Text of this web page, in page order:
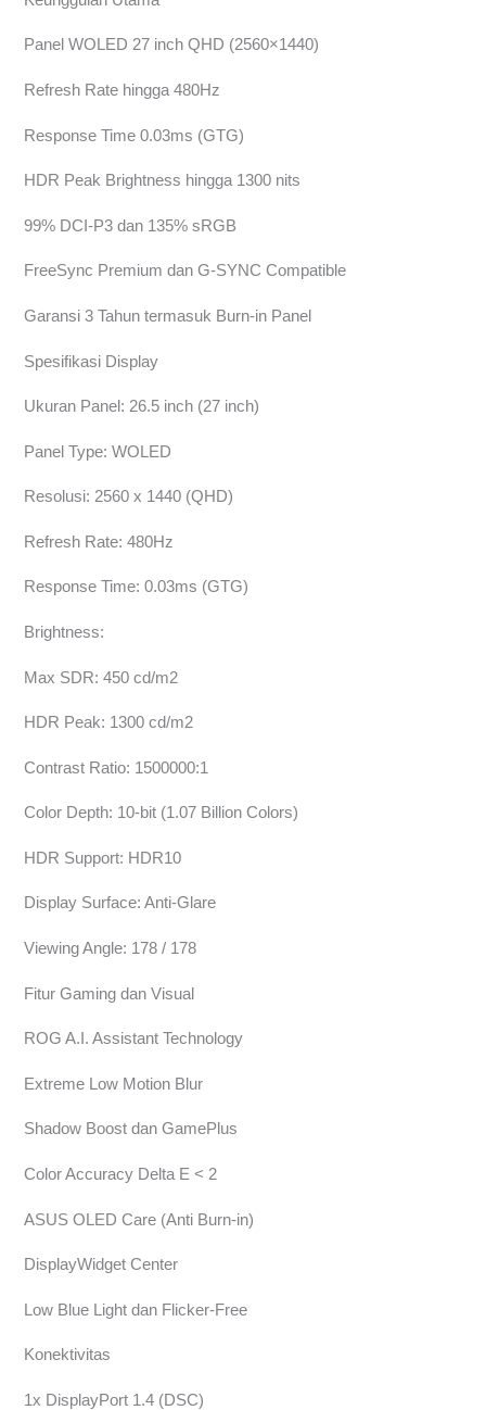
Panel WOLED 27 inch QHD (2560×1440)
Refresh Rate hingga 480Hz
Response Time 0.03ms (GTG)
HDR Peak Brightness hingga 1300 nits
99% DCI-P3 dan 135% sRGB
FreeSync Premium dan G-SYNC Compatible
Garansi 3 Tahun termasuk Burn-in Panel
Spesifikasi Display
Ukuran Panel: 26.5 inch (27 inch)
Panel Type: WOLED
Resolusi: 2560 x 1440 (QHD)
Refresh Rate: 480Hz
Response Time: 0.03ms (GTG)
Brightness:
Max SDR: 450 cd/m2
HDR Peak: 1300 cd/m2
Contrast Ratio: 1500000:1
Color Depth: 10-bit (1.07 Billion Colors)
HDR Support: HDR10
Display Surface: Anti-Glare
Viewing Angle: 178 / 178
Fitur Gaming dan Visual
ROG A.I. Assistant Technology
Extreme Low Motion Blur
Shadow Boost dan GamePlus
Color Accuracy Delta E < 2
ASUS OLED Care (Anti Burn-in)
DisplayWidget Center
Low Blue Light dan Flicker-Free
Konektivitas
1x DisplayPort 1.4 (DSC)